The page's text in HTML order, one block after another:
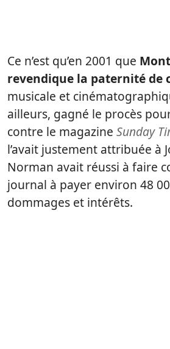
Ce n’est qu’en 2001 que
revendique la paternité de
musicale et
ailleurs, gagné le procès
contre le magazine Sunday
l’avait justement attribuée à
Norman avait réussi à faire
journal à payer environ 48
dommages et intérêts.